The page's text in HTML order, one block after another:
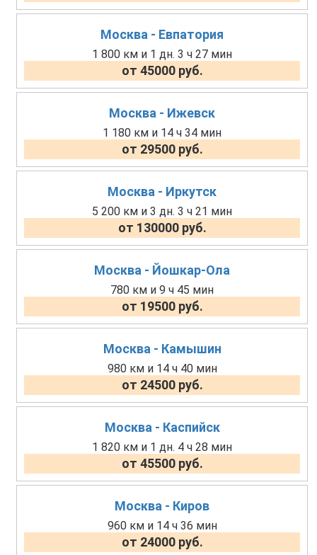
Москва - Евпатория
1 800 км и 1 дн. 3 ч 27 мин
от 45000 руб.
Москва - Ижевск
1 180 км и 14 ч 34 мин
от 29500 руб.
Москва - Иркутск
5 200 км и 3 дн. 3 ч 21 мин
от 130000 руб.
Москва - Йошкар-Ола
780 км и 9 ч 45 мин
от 19500 руб.
Москва - Камышин
980 км и 14 ч 40 мин
от 24500 руб.
Москва - Каспийск
1 820 км и 1 дн. 4 ч 28 мин
от 45500 руб.
Москва - Киров
960 км и 14 ч 36 мин
от 24000 руб.